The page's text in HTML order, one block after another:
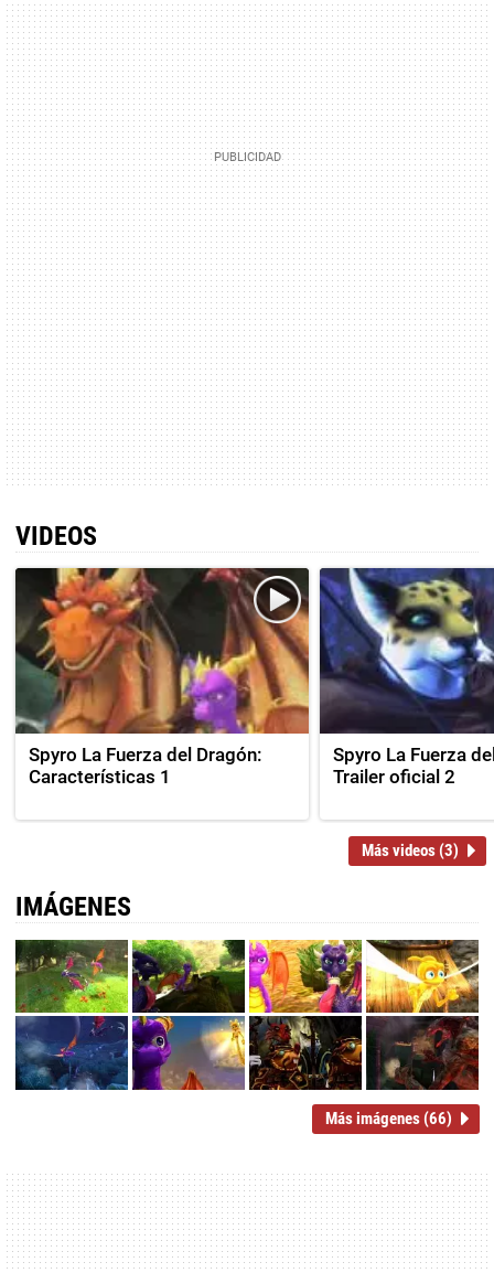
VIDEOS
Spyro La Fuerza del Dragón:
Características 1
Spyro La Fuerza
Trailer oficial 2
Más videos (3)
IMÁGENES
Más imágenes (66)